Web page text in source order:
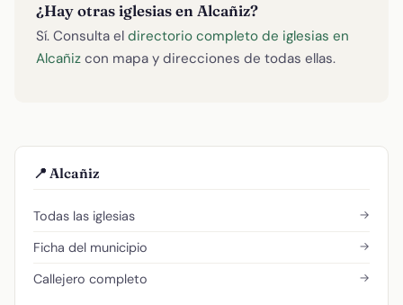
¿Hay otras iglesias en Alcañiz?
Sí. Consulta el directorio completo de iglesias en
Alcañiz con mapa y direcciones de todas ellas.
📍 Alcañiz
Todas las iglesias →
Ficha del municipio →
Callejero completo →